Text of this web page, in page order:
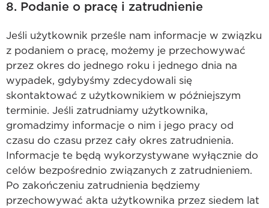
8. Podanie o pracę i zatrudnienie
Jeśli użytkownik prześle nam informacje w związku
z podaniem o pracę, możemy je przechowywać
przez okres do jednego roku i jednego dnia na
wypadek, gdybyśmy zdecydowali się
skontaktować z użytkownikiem w późniejszym
terminie. Jeśli zatrudniamy użytkownika,
gromadzimy informacje o nim i jego pracy od
czasu do czasu przez cały okres zatrudnienia.
Informacje te będą wykorzystywane wyłącznie do
celów bezpośrednio związanych z zatrudnieniem.
Po zakończeniu zatrudnienia będziemy
przechowywać akta użytkownika przez siedem lat